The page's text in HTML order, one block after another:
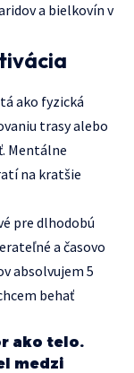
a bielkovín v
ako fyzická
trasy alebo
Mentálne
na kratšie
pre dlhodobú
a časovo
absolvujem 5
behať
ako telo.
medzi